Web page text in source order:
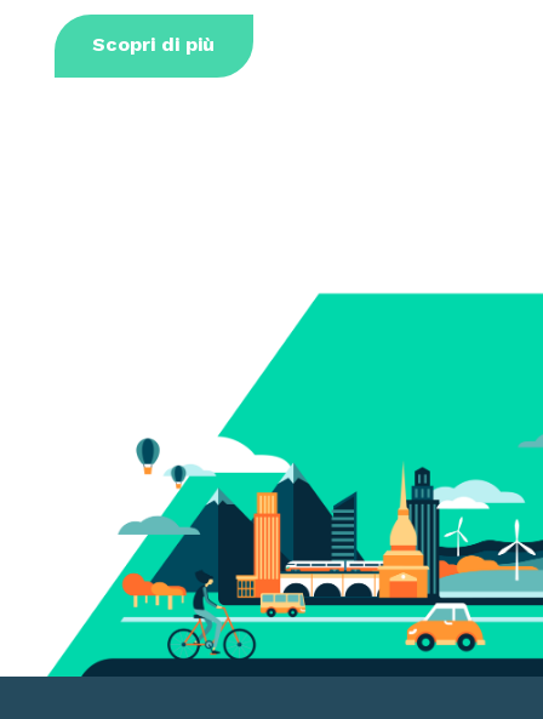
Scopri di più